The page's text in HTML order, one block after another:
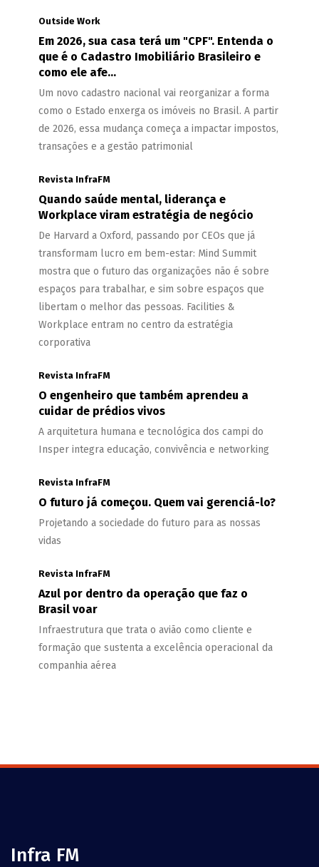
Outside Work
Em 2026, sua casa terá um "CPF". Entenda o
que é o Cadastro Imobiliário Brasileiro e
como ele afe...
Um novo cadastro nacional vai reorganizar a forma
como o Estado enxerga os imóveis no Brasil. A partir
de 2026, essa mudança começa a impactar impostos,
transações e a gestão patrimonial
Revista InfraFM
Quando saúde mental, liderança e
Workplace viram estratégia de negócio
De Harvard a Oxford, passando por CEOs que já
transformam lucro em bem-estar: Mind Summit
mostra que o futuro das organizações não é sobre
espaços para trabalhar, e sim sobre espaços que
libertam o melhor das pessoas. Facilities &
Workplace entram no centro da estratégia
corporativa
Revista InfraFM
O engenheiro que também aprendeu a
cuidar de prédios vivos
A arquitetura humana e tecnológica dos campi do
Insper integra educação, convivência e networking
Revista InfraFM
O futuro já começou. Quem vai gerenciá-lo?
Projetando a sociedade do futuro para as nossas
vidas
Revista InfraFM
Azul por dentro da operação que faz o
Brasil voar
Infraestrutura que trata o avião como cliente e
formação que sustenta a excelência operacional da
companhia aérea
Infra FM